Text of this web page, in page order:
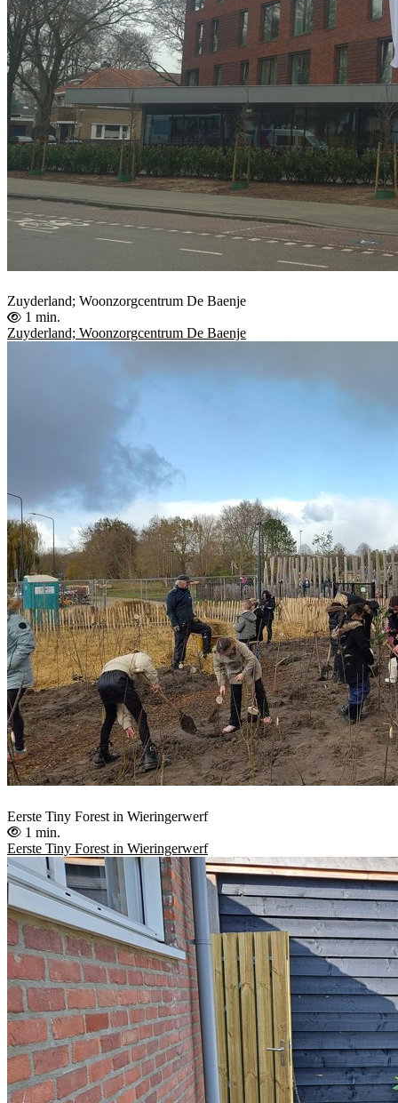
Zuyderland; Woonzorgcentrum De Baenje
1 min.
Zuyderland; Woonzorgcentrum De Baenje
Eerste Tiny Forest in Wieringerwerf
1 min.
Eerste Tiny Forest in Wieringerwerf